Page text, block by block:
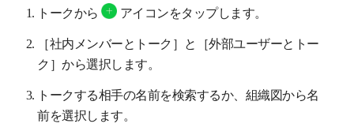
トークから
アイコンをタップします。
［社内メンバーとトーク］と［外部ユーザーとトー
ク］から選択します。
トークする相手の名前を検索するか、組織図から名
前を選択します。